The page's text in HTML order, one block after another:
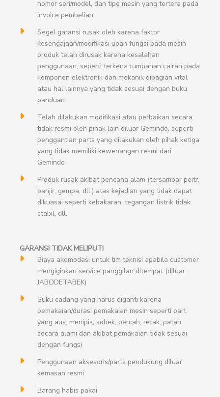
nomor seri/model, dan tipe mesin yang tertera pada
invoice pembelian
Segel garansi rusak oleh karena faktor
kesengajaan/modifikasi ubah fungsi pada mesin
produk telah dirusak karena kesalahan
penggunaan, seperti terkena tumpahan cairan pada
komponen elektronik dan mekanik dibagian vital
atau hal lainnya yang tidak sesuai dengan buku
panduan
Telah dilakukan modifikasi atau perbaikan secara
tidak resmi oleh pihak lain diluar Gemindo, seperti
penggantian parts yang dilakukan oleh pihak ketiga
yang tidak memiliki kewenangan resmi dari
Gemindo
Produk rusak akibat bencana alam (tersambar peitr,
banjir, gempa, dll.) atas kejadian yang tidak dapat
dikuasai seperti kebakaran, tegangan listrik tidak
stabil, dll.
GARANSI TIDAK MELIPUTI
Biaya akomodasi untuk tim teknisi apabila customer
mengiginkan service panggilan ditempat (diluar
JABODETABEK)
Suku cadang yang harus diganti karena
pemakaian/durasi pemakaian mesin seperti part
yang aus, menipis, sobek, percah, retak, patah
secara alami dan akibat pemakaian tidak sesuai
dengan fungsi
Penggunaan aksesoris/parts pendukung diluar
kemasan resmi
Barang habis pakai